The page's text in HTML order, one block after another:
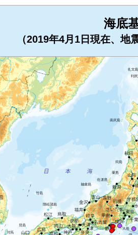
海底
（2019年4月1日現在、地